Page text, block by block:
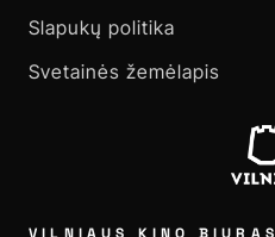
Slapukų politika
Svetainės žemėlapis